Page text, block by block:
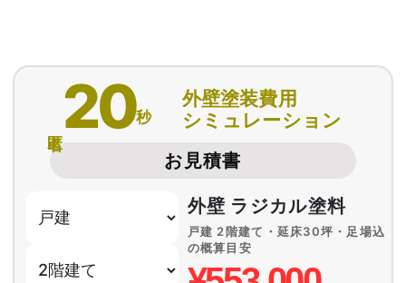
20秒
外壁塗装費用
シミュレーション
お見積書
外壁 ラジカル塗料
戸建 2階建て・延床30坪・足場込
の概算目安